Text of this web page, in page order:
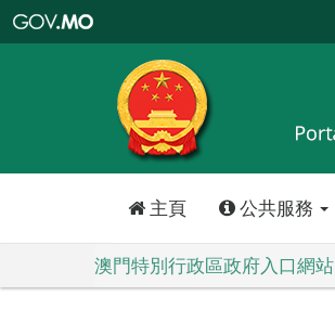
特
政
區
政
口
主頁 公共服務
澳門特別行政區政府入口網站